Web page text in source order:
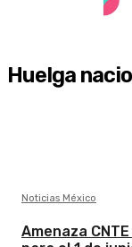
Huelga
Noticias México
Amenaza